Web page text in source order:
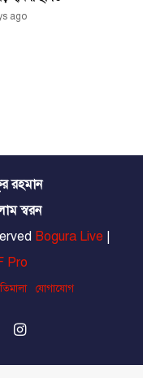
রহমান
স্বরন
Bogura Live |
Pro
যোগাযোগ
Instagram